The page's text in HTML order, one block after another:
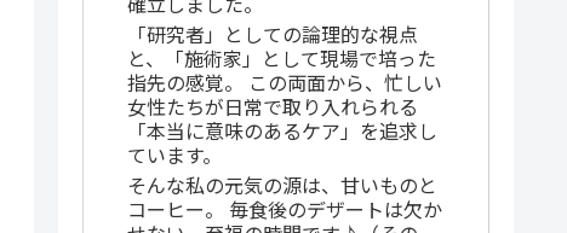
「研究者」としての論理的な視点
と、「施術家」として現場で培った
指先の感覚。 この両面から、忙しい
女性たちが日常で取り入れられる
「本当に意味のあるケア」を追求し
ています。
そんな私の元気の源は、甘いものと
コーヒー。 毎食後のデザートは欠か